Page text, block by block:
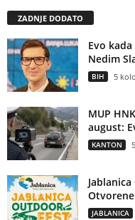
ZADNJE DODATO
Evo
Nedim
BIH 5
MUP
august:
KANTON
JABLANICA